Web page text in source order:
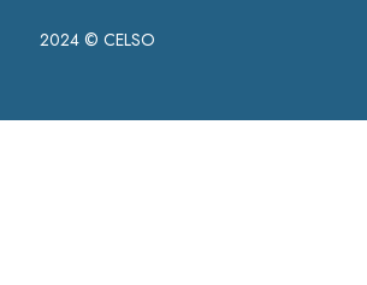
2024 © CELSO